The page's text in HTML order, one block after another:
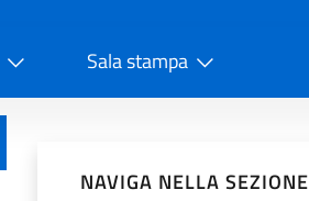
Sala stampa
NAVIGA NELLA SEZIONE